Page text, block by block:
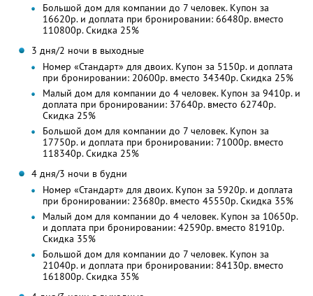
Большой дом для компании до 7 человек. Купон за
16620р. и доплата при бронировании: 66480р. вместо
110800р. Скидка 25%
3 дня/2 ночи в выходные
Номер «Стандарт» для двоих. Купон за 5150р. и доплата
при бронировании: 20600р. вместо 34340р. Скидка 25%
Малый дом для компании до 4 человек. Купон за 9410р. и
доплата при бронировании: 37640р. вместо 62740р.
Скидка 25%
Большой дом для компании до 7 человек. Купон за
17750р. и доплата при бронировании: 71000р. вместо
118340р. Скидка 25%
4 дня/3 ночи в будни
Номер «Стандарт» для двоих. Купон за 5920р. и доплата
при бронировании: 23680р. вместо 45550р. Скидка 35%
Малый дом для компании до 4 человек. Купон за 10650р.
и доплата при бронировании: 42590р. вместо 81910р.
Скидка 35%
Большой дом для компании до 7 человек. Купон за
21040р. и доплата при бронировании: 84130р. вместо
161800р. Скидка 35%